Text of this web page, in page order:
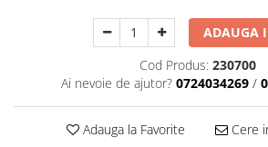
ADAUGA
Cod Produs: 230700
Ai nevoie de ajutor? 0724034269 /
Adauga la Favorite Cere